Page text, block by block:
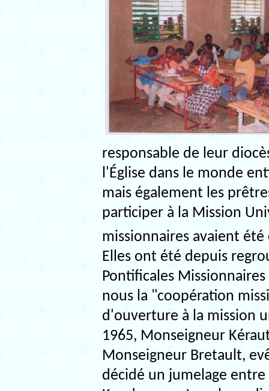
responsable de leur
l'Église dans le monde
mais également les
participer à la Mission
missionnaires avaient été
Elles ont été depuis
Pontificales
nous la "coopération
d'ouverture à la mission
1965, Monseigneur
Monseigneur Bretault,
décidé un jumelage